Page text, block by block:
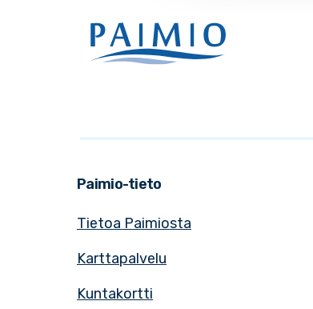
Paimio-tieto
Tietoa Paimiosta
Karttapalvelu
Kuntakortti